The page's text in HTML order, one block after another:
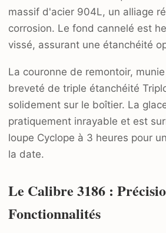
massif d'acier 904L, un alliage
corrosion. Le fond cannelé est
vissé, assurant une étanchéité
La couronne de remontoir,
breveté de triple étanchéité
solidement sur le boîtier. La
pratiquement inrayable et est
loupe Cyclope à 3 heures pour
la date.
Le Calibre 3186 :
Fonctionnalités